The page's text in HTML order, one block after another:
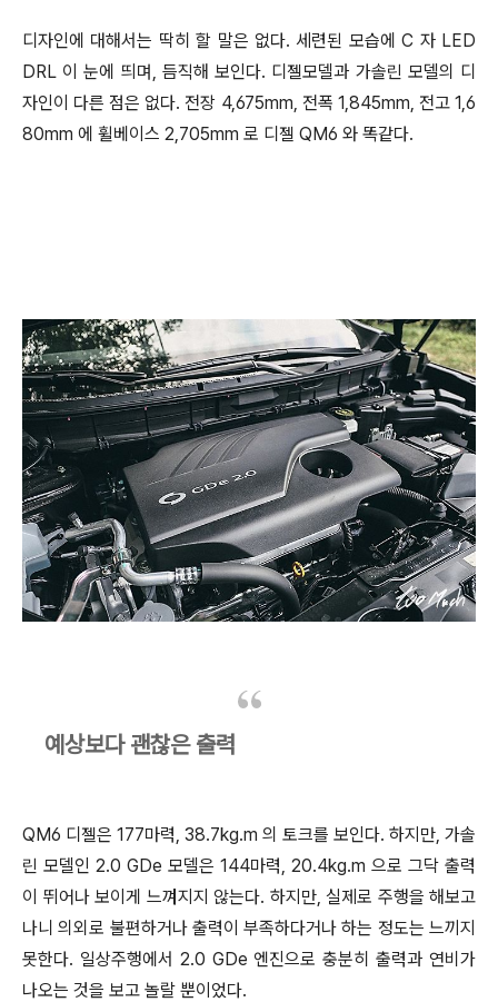
디자인에 대해서는 딱히 할 말은 없다. 세련된 모습에 C 자 LED
DRL 이 눈에 띄며, 듬직해 보인다. 디젤모델과 가솔린 모델의 디
자인이 다른 점은 없다. 전장 4,675mm, 전폭 1,845mm, 전고 1,6
80mm 에 휠베이스 2,705mm 로 디젤 QM6 와 똑같다.
예상보다 괜찮은 출력
QM6 디젤은 177마력, 38.7kg.m 의 토크를 보인다. 하지만, 가솔
린 모델인 2.0 GDe 모델은 144마력, 20.4kg.m 으로 그닥 출력
이 뛰어나 보이게 느껴지지 않는다. 하지만, 실제로 주행을 해보고
나니 의외로 불편하거나 출력이 부족하다거나 하는 정도는 느끼지
못한다. 일상주행에서 2.0 GDe 엔진으로 충분히 출력과 연비가
나오는 것을 보고 놀랄 뿐이었다.